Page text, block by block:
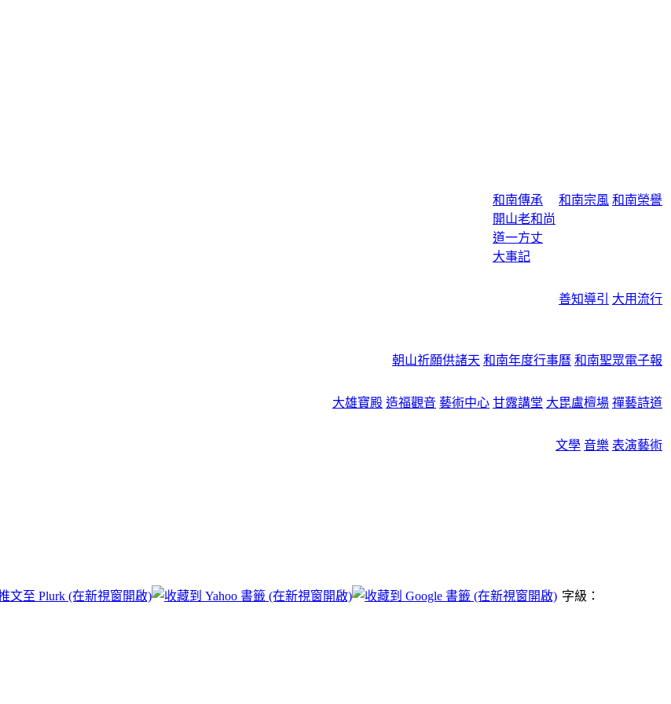
和南傳承
開山老和尚
道一方丈
大事記
和南宗風 和南榮譽
善知導引
大用流行
朝山祈願供諸天 和南年度行事曆 和南聖眾電子報
大雄寶殿 造福觀音 藝術中心 甘露講堂 大毘盧檀場 禪藝詩道
文學 音樂 表演藝術
字級：